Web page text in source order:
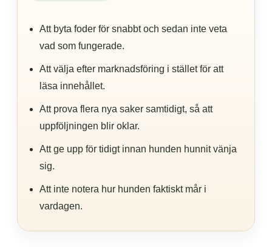
Att byta foder för snabbt och sedan inte veta
vad som fungerade.
Att välja efter marknadsföring i stället för att
läsa innehållet.
Att prova flera nya saker samtidigt, så att
uppföljningen blir oklar.
Att ge upp för tidigt innan hunden hunnit vänja
sig.
Att inte notera hur hunden faktiskt mår i
vardagen.